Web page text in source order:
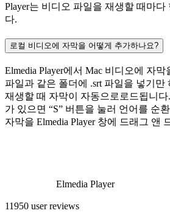
Player는 비디오 파일을 재생할 때마다
다.
로컬 비디오에 자막을 어떻게 추가하나요?
Elmedia Player에서 Mac 비디오에 자
파일과 같은 폴더에 .srt 파일을 넣기만
재생할 때 자막이 자동으로로드됩니
가 있으면 “S” 버튼을 눌러 언어를 순
자막을 Elmedia Player 창에 드래그 앤
Elmedia Player
11950 user reviews